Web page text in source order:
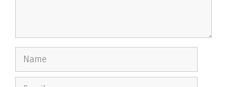
Name
Email